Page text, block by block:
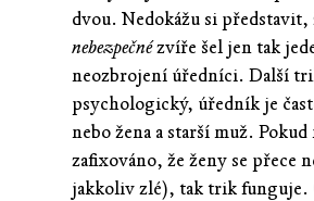
dvou. Nedokážu si představit,
nebezpečnézvíře šel jen tak
neozbrojení úředníci. Další
psychologický, úředník je
nebo žena a starší muž. Pokud
zafixováno, že ženy se přece
jakkoliv zlé), tak trik